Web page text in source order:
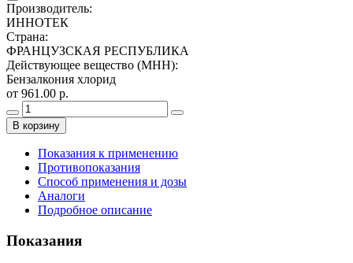
Производитель:
ИННОТЕК
Страна:
ФРАНЦУЗСКАЯ РЕСПУБЛИКА
Действующее вещество (МНН):
Бензалкония хлорид
от 961.00 р.
В корзину
Показания к применению
Противопоказания
Способ применения и дозы
Аналоги
Подробное описание
Показания